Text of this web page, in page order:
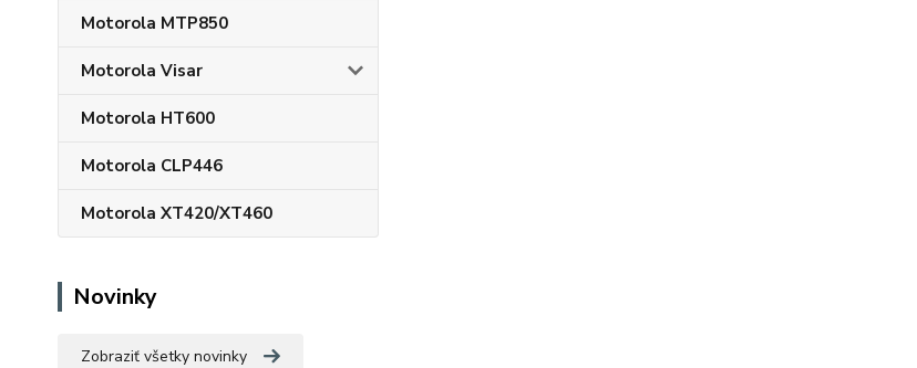
Motorola MTP850
Motorola Visar
Motorola HT600
Motorola CLP446
Motorola XT420/XT460
Novinky
Zobraziť všetky novinky